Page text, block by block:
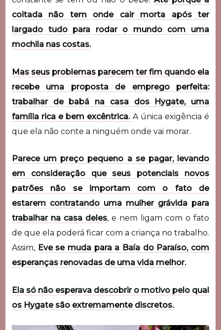
coitada não tem onde cair morta após ter
largado tudo para rodar o mundo com uma
mochila nas costas.
Mas seus problemas parecem ter fim quando ela
recebe uma proposta de emprego perfeita:
trabalhar de babá na casa dos Hygate, uma
família rica e bem excêntrica. A única exigência é
que ela não conte a ninguém onde vai morar.
Parece um preço pequeno a se pagar, levando
em consideração que seus potenciais novos
patrões não se importam com o fato de
estarem contratando uma mulher grávida para
trabalhar na casa deles, e nem ligam com o fato
de que ela poderá ficar com a criança no trabalho.
Assim, Eve se muda para a Baía do Paraíso, com
esperanças renovadas de uma vida melhor.
Ela só não esperava descobrir o motivo pelo qual
os Hygate são extremamente discretos.